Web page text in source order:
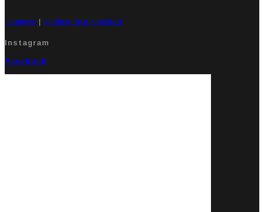
Contacto | Política de privacidad
Instagram
Facebook